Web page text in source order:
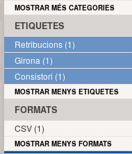
MOSTRAR MÉS CATEGORIES
ETIQUETES
Retribucions (1)
Girona (1)
Consistori (1)
MOSTRAR MENYS ETIQUETES
FORMATS
CSV (1)
MOSTRAR MENYS FORMATS